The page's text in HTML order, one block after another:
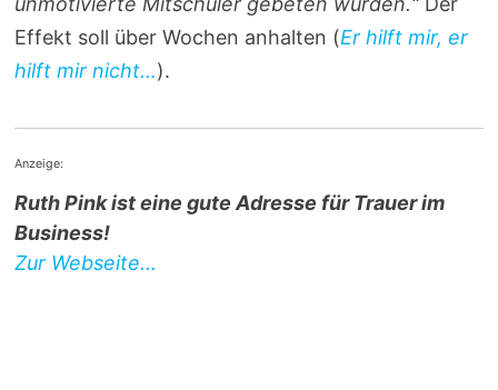
Effekt soll über Wochen anhalten (Er hilft mir, er
hilft mir nicht…).
Anzeige:
Ruth Pink ist eine gute Adresse für Trauer im
Business!
Zur Webseite...